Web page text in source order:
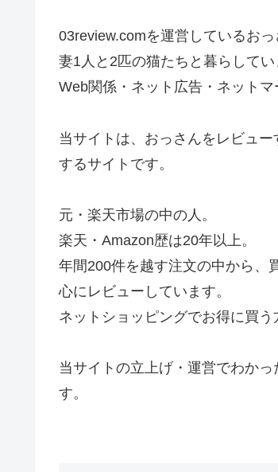
03review.comを運営しているおっ
妻1人と2匹の猫たちと暮らしてい
Web関係・ネット広告・ネットマ
当サイトは、おっさんをレビュ
するサイトです。
元・楽天市場の中の人。
楽天・Amazon歴は20年以上。
年間200件を越す注文の中から、
心にレビューしています。
ネットショッピングでお得に買
当サイトの立上げ・運営でわか
す。